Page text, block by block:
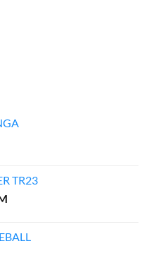
TR23
Current
103.20KM.